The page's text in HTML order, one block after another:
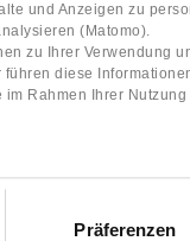
und Anzeigen zu
(Matomo).
zu Ihrer Verwendung
diese
Rahmen Ihrer
Präferenzen